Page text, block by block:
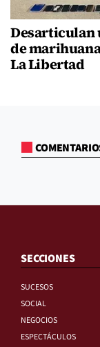
Desarticulan
de
La Libertad
SECCIONES
SUCESOS
SOCIAL
NEGOCIOS
ESPECTÁCULOS